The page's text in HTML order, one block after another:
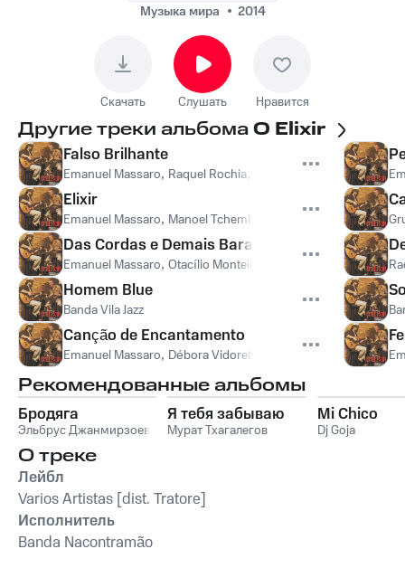
Музыка мира
2014
Скачать Слушать Нравится
Другие треки альбомаO Elixir
Falso Brilhante
Emanuel Massaro, Raquel Rochia, ,Débora
Elixir
Emanuel Massaro, Manoel Tchembo
Das Cordas e Demais Baratos
Emanuel Massaro, Otacílio Monteiro
Homem Blue
Banda Vila Jazz
Canção de Encantamento
Emanuel Massaro, Débora Vidoretti
Рекомендованные альбомы
Бродяга
Эльбрус Джанмирзоев
Я тебя забываю
Мурат Тхагалегов
Mi Chico
Dj Goja
О треке
Лейбл
Varios Artistas [dist. Tratore]
Исполнитель
Banda Nacontramão